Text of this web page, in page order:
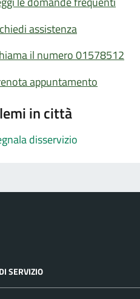
assistenza
il numero 01578512
appuntamento
in città
disservizio
SERVIZIO